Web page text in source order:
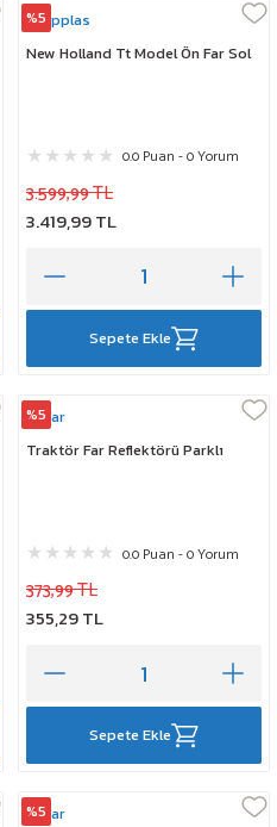
%5
Stopplas
New Holland Tt Model Ön Far Sol
0.0 Puan - 0 Yorum
3.599,99 TL
3.419,99 TL
Sepete Ekle
%5
Ayfar
Traktör Far Reflektörü Parklı
0.0 Puan - 0 Yorum
373,99 TL
355,29 TL
Sepete Ekle
%5
Ayfar